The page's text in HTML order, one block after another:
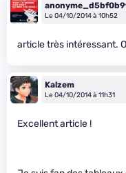
Le 04/10/2014 à 10h52
article très intéressant.
Kalzem
Le 04/10/2014 à 11h31
Excellent article !